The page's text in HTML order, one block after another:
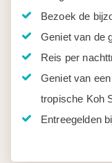
Bezoek de
Geniet van de
Reis per
Geniet van
tropische Koh
Entreegelden